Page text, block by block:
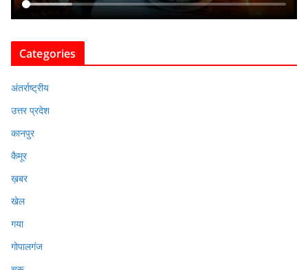
Categories
अंतर्राष्ट्रीय
उत्तर प्रदेश
कानपुर
कैमूर
ख़बर
खेल
गया
गोपालगंज